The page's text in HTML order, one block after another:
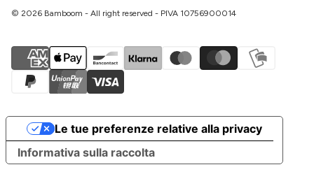
© 2026 Bamboom - All right reserved - PIVA 10756900014
Informativa sulla raccolta
Le tue preferenze relative alla privacy